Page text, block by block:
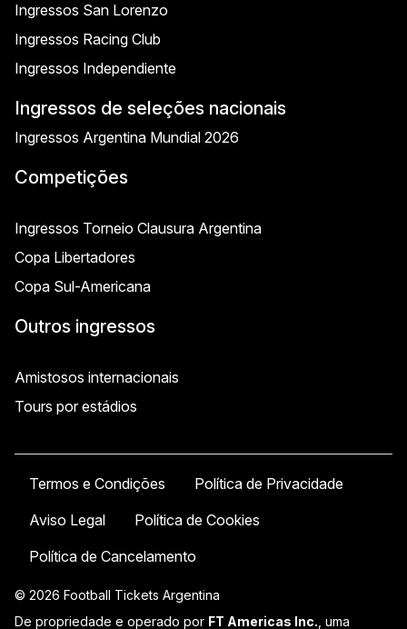
Ingressos San Lorenzo
Ingressos Racing Club
Ingressos Independiente
Ingressos de seleções nacionais
Ingressos Argentina Mundial 2026
Competições
Ingressos Torneio Clausura Argentina
Copa Libertadores
Copa Sul-Americana
Outros ingressos
Amistosos internacionais
Tours por estádios
Termos e Condições
Política de Privacidade
Aviso Legal
Política de Cookies
Política de Cancelamento
© 2026 Football Tickets Argentina
De propriedade e operado por FT Americas Inc. , uma